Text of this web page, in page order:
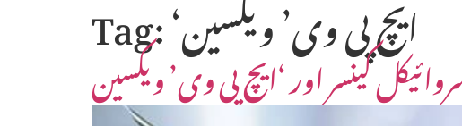
Tag:‘ایچ پی وی’ ویکسین
کینسر اور ‘ایچ پی وی’ ویکسین